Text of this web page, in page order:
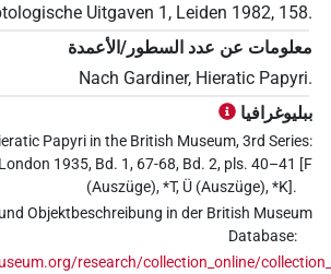
Uitgaven 1, Leiden 1982, 158.
معلومات عن عدد السطور/الأعمدة
Nach Gardiner, Hieratic Papyri.
ببليوغرافيا
Papyri in the British Museum, 3rd Series:
1935, Bd. 1, 67-68, Bd. 2, pls. 40–41 [F
(Auszüge), *T, Ü (Auszüge), *K].
Objektbeschreibung in der British Museum
Database:
research/collection_online/